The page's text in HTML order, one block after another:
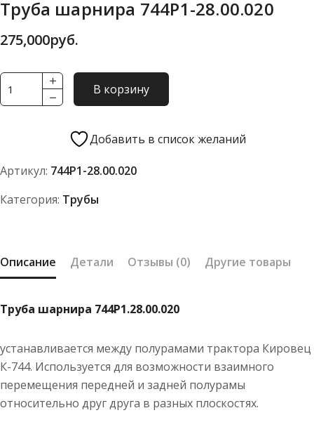
Труба шарнира 744Р1-28.00.020
275,000руб.
Количество
товара
28.00.020
В корзину
Добавить в список желаний
Артикул: 744Р1-28.00.020
Категория: Трубы
Описание Детали Отзывы (0) Другие товары
Труба шарнира 744Р1.28.00.020
устанавливается между полурамами трактора Кировец
К-744. Используется для возможности взаимного
перемещения передней и задней полурамы
относительно друг друга в разных плоскостях.